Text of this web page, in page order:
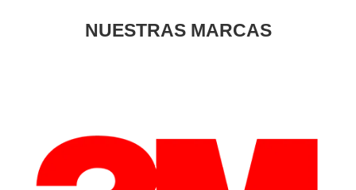
NUESTRAS MARCAS